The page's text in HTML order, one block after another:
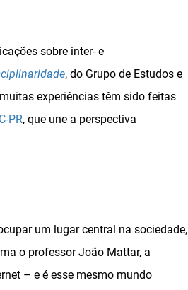
sobre inter- e
, do Grupo de Estudos e
experiências têm sido feitas
PR, que une a perspectiva
um lugar central na sociedade,
o professor João Mattar, a
– e é esse mesmo mundo